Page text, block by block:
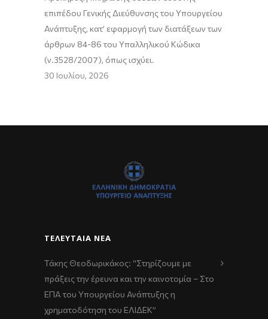
επιπέδου Γενικής Διεύθυνσης του Υπουργείου
Ανάπτυξης, κατ’ εφαρμογή των διατάξεων των
άρθρων 84-86 του Υπαλληλικού Κώδικα
(ν.3528/2007), όπως ισχύει.
30 Ιουλίου, 2026
ΤΕΛΕΥΤΑΊΑ ΝΈΑ
Τάκης Θεοδωρικάκος: “Στηρίζουμε με
πράξεις την έρευνα και την καινοτομία – Στο
ΕΠΑ του Υπουργείου Ανάπτυξης η
χρηματοδότηση του ΕΛΙΔΕΚ”